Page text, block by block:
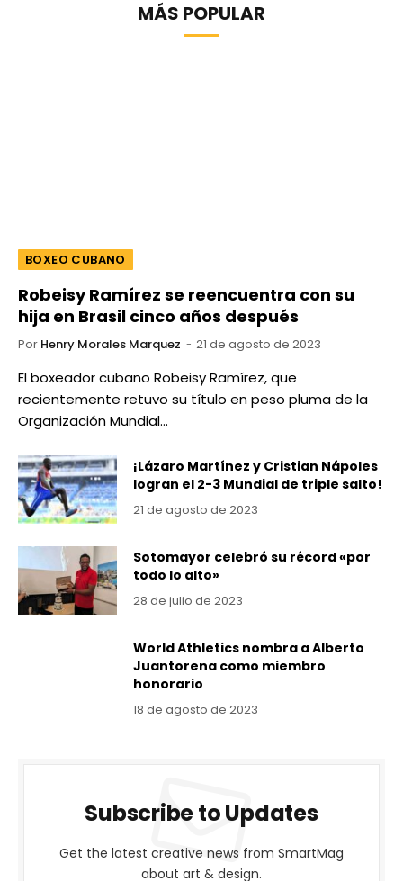
MÁS POPULAR
BOXEO CUBANO
Robeisy Ramírez se reencuentra con su
hija en Brasil cinco años después
Por Henry Morales Marquez 21 de agosto de 2023
El boxeador cubano Robeisy Ramírez, que
recientemente retuvo su título en peso pluma de la
Organización Mundial…
¡Lázaro Martínez y Cristian Nápoles
logran el 2-3 Mundial de triple salto!
21 de agosto de 2023
Sotomayor celebró su récord «por
todo lo alto»
28 de julio de 2023
World Athletics nombra a Alberto
Juantorena como miembro
honorario
18 de agosto de 2023
Subscribe to Updates
Get the latest creative news from SmartMag
about art & design.